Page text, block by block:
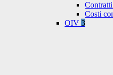
Costi
OIV 3